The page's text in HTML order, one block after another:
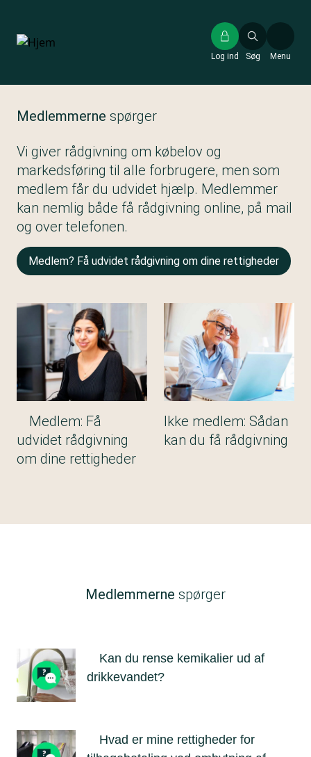
hovedindhold
Søg
Log ind Menu
Medlemmerne spørger
Vi giver rådgivning om købelov og
markedsføring til alle forbrugere, men som
medlem får du udvidet hjælp. Medlemmer
kan nemlig både få rådgivning online, på mail
og over telefonen.
Medlem? Få udvidet rådgivning om dine rettigheder
Medlem: Få
udvidet rådgivning
om dine rettigheder
Ikke medlem: Sådan
kan du få rådgivning
Medlemmerne spørger
Kan du rense kemikalier ud af
drikkevandet?
Hvad er mine rettigheder for